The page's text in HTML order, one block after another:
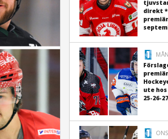
direkt
ute
25-26-